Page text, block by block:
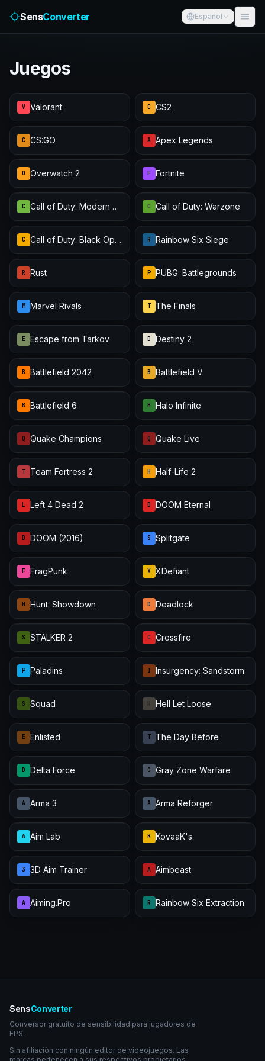
SensConverter Español
Juegos
V Valorant C CS2
C CS:GO A Apex Legends
O Overwatch 2 F Fortnite
C Call of Duty: Modern Warfare III C Call of Duty: Warzone
C Call of Duty: Black Ops 6 R Rainbow Six Siege
R Rust P PUBG: Battlegrounds
M Marvel Rivals T The Finals
E Escape from Tarkov D Destiny 2
B Battlefield 2042 B Battlefield V
B Battlefield 6 H Halo Infinite
Q Quake Champions Q Quake Live
T Team Fortress 2 H Half-Life 2
L Left 4 Dead 2 D DOOM Eternal
D DOOM (2016) S Splitgate
F FragPunk X XDefiant
H Hunt: Showdown D Deadlock
S STALKER 2 C Crossfire
P Paladins I Insurgency: Sandstorm
S Squad H Hell Let Loose
E Enlisted T The Day Before
D Delta Force G Gray Zone Warfare
A Arma 3 A Arma Reforger
A Aim Lab K KovaaK's
3 3D Aim Trainer A Aimbeast
A Aiming.Pro R Rainbow Six Extraction
SensConverter
Conversor gratuito de sensibilidad para jugadores de
FPS.
Sin afiliación con ningún editor de videojuegos. Las